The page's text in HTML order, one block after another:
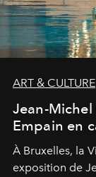
ART & CULTURE
Jean-
Empain en
À Bruxelles, la
exposition de